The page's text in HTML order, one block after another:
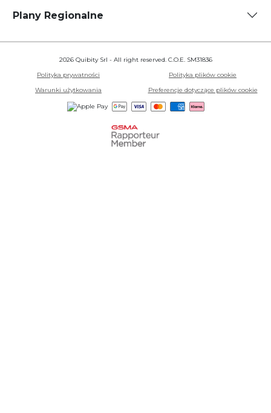
Plany Regionalne
2026 Quibity Srl - All right reserved. C.O.E. SM31836
Polityka prywatności
Polityka plików cookie
Warunki użytkowania
Preferencje dotyczące plików cookie